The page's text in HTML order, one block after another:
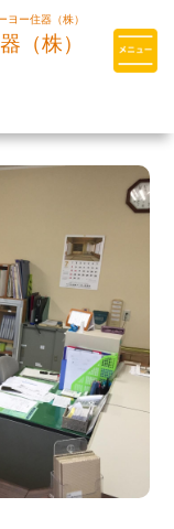
ヨー住器（株）
（株）